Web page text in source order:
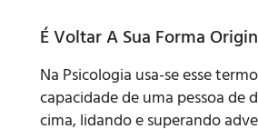
É Voltar A Sua Forma
Na Psicologia usa-se esse
capacidade de uma pessoa de
cima, lidando e superando